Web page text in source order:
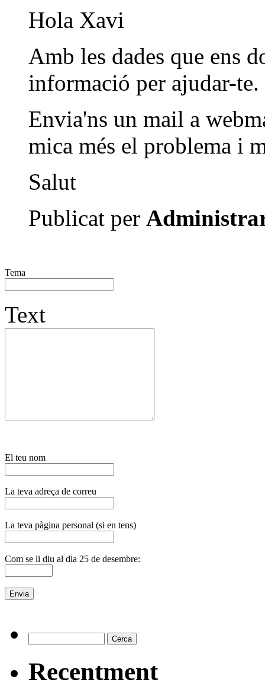
Hola Xavi
Amb les dades que ens
informació per ajudar-te.
Envia'ns un mail a
mica més el problema i
Salut
Publicat per
Tema
Text
El teu nom
La teva adreça de correu
La teva pàgina personal (si en tens)
Com se li diu al dia 25 de desembre:
Recentment